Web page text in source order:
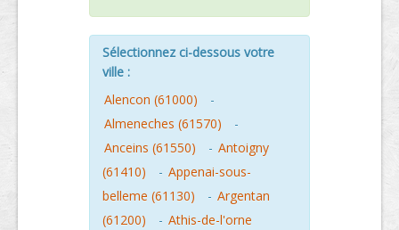
Sélectionnez ci-dessous votre
ville :
Alencon (61000)
-
Almeneches (61570)
-
Anceins (61550)
- Antoigny
(61410)
- Appenai-sous-
belleme (61130)
- Argentan
(61200)
- Athis-de-l'orne